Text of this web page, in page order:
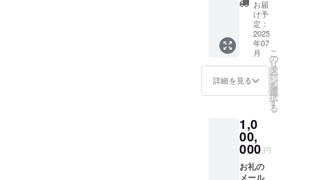
内容に
なりま
す。
ツ１
枚、そ
して小
代焼た
けみや
窯の飯
椀１個
をリ
ターン
た、
ドッグ
レス
キュー
熊本へ
の
お届
け予
定：
2025
年07
月
詳細を見る
こ
の
リ
タ
ー
ン
を
選
択
す
る
1,0
00,
000 円
お礼の
メール